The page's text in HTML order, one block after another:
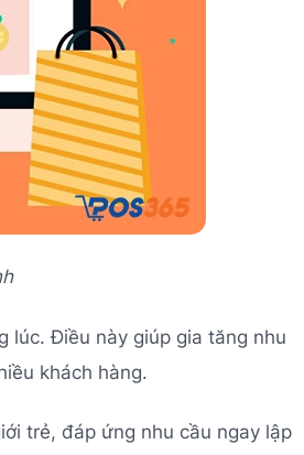
lúc. Điều này giúp gia tăng nhu
khách hàng.
trẻ, đáp ứng nhu cầu ngay lập